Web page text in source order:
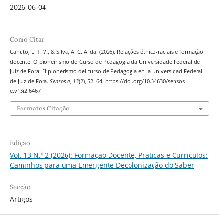
2026-06-04
Como Citar
Canuto, L. T. V., & Silva, A. C. A. da. (2026). Relações étnico-raciais e formação
docente: O pioneirismo do Curso de Pedagogia da Universidade Federal de
Juiz de Fora: El pionerismo del curso de Pedagogía en la Universidad Federal
de Juiz de Fora. Sensos-e, 13(2), 52–64. https://doi.org/10.34630/sensos-
e.v13i2.6467
Formatos Citação
Edição
Vol. 13 N.º 2 (2026): Formação Docente, Práticas e Currículos:
Caminhos para uma Emergente Decolonização do Saber
Secção
Artigos